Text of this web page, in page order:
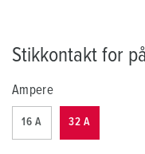
Stikkontakt for
Ampere
16 A 32 A